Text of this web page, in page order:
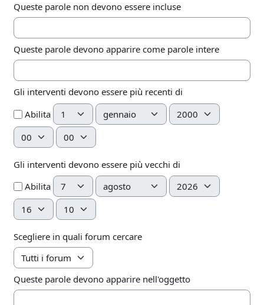
Queste parole non devono essere incluse
Queste parole devono apparire come parole intere
Gli interventi devono essere più recenti di
Abilita Giorno Mese
Anno
Ora
Minuto
Gli interventi devono essere più vecchi di
Abilita Giorno Mese
Anno
Ora
Minuto
Scegliere in quali forum cercare
Queste parole devono apparire nell'oggetto